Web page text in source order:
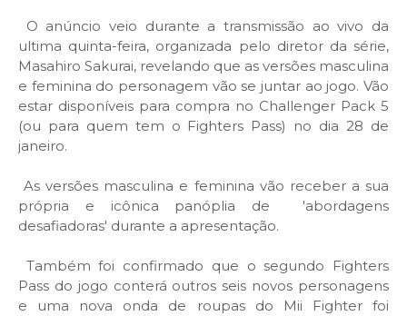
O anúncio veio durante a transmissão ao vivo da
ultima quinta-feira, organizada pelo diretor da série,
Masahiro Sakurai, revelando que as versões masculina
e feminina do personagem vão se juntar ao jogo. Vão
estar disponíveis para compra no Challenger Pack 5
(ou para quem tem o Fighters Pass) no dia 28 de
janeiro.
As versões masculina e feminina vão receber a sua
própria e icônica panóplia de 'abordagens
desafiadoras' durante a apresentação.
Também foi confirmado que o segundo Fighters
Pass do jogo conterá outros seis novos personagens
e uma nova onda de roupas do Mii Fighter foi